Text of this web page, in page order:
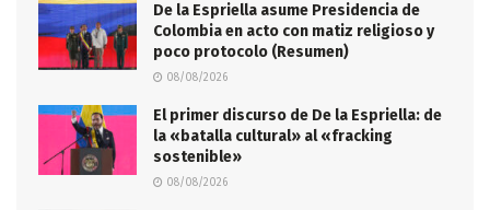
De la Espriella asume Presidencia de
Colombia en acto con matiz religioso y
poco protocolo (Resumen)
08/08/2026
El primer discurso de De la Espriella: de
la «batalla cultural» al «fracking
sostenible»
08/08/2026